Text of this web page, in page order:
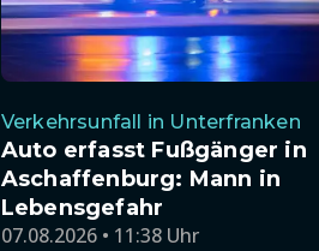
Verkehrsunfall in Unterfranken
Auto erfasst Fußgänger in
Aschaffenburg: Mann in
Lebensgefahr
07.08.2026 • 11:38 Uhr